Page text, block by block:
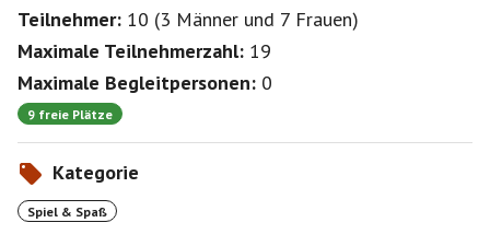
www.luding.org/cgi-
bin/PublisherData.py/DEpublisherid/3216
=========================================
=============
PS: die Gruppe für Spielevents:
https://www.funkenflug.app/group/3004
=========================================
=============
Teilnehmer: 10 (3 Männer und 7 Frauen)
Maximale Teilnehmerzahl: 19
Maximale Begleitpersonen: 0
9 freie Plätze
Kategorie
Spiel & Spaß